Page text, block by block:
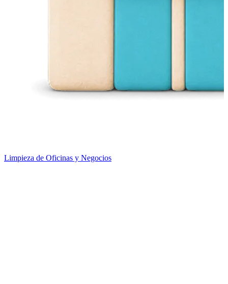
Limpieza de Oficinas y Negocios